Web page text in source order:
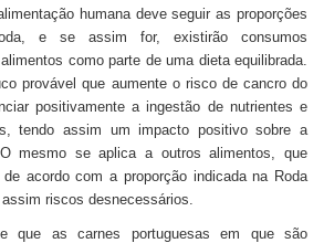
humana deve seguir as proporções
e se assim for, existirão consumos
como parte de uma dieta equilibrada.
provável que aumente o risco de cancro do
positivamente a ingestão de nutrientes e
tendo assim um impacto positivo sobre a
mesmo se aplica a outros alimentos, que
acordo com a proporção indicada na Roda
riscos desnecessários.
que as carnes portuguesas em que são